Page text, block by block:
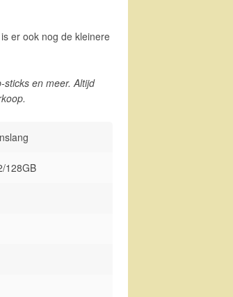
er ook nog de kleinere
en meer. Altijd
128GB